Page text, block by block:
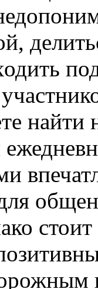
стоит